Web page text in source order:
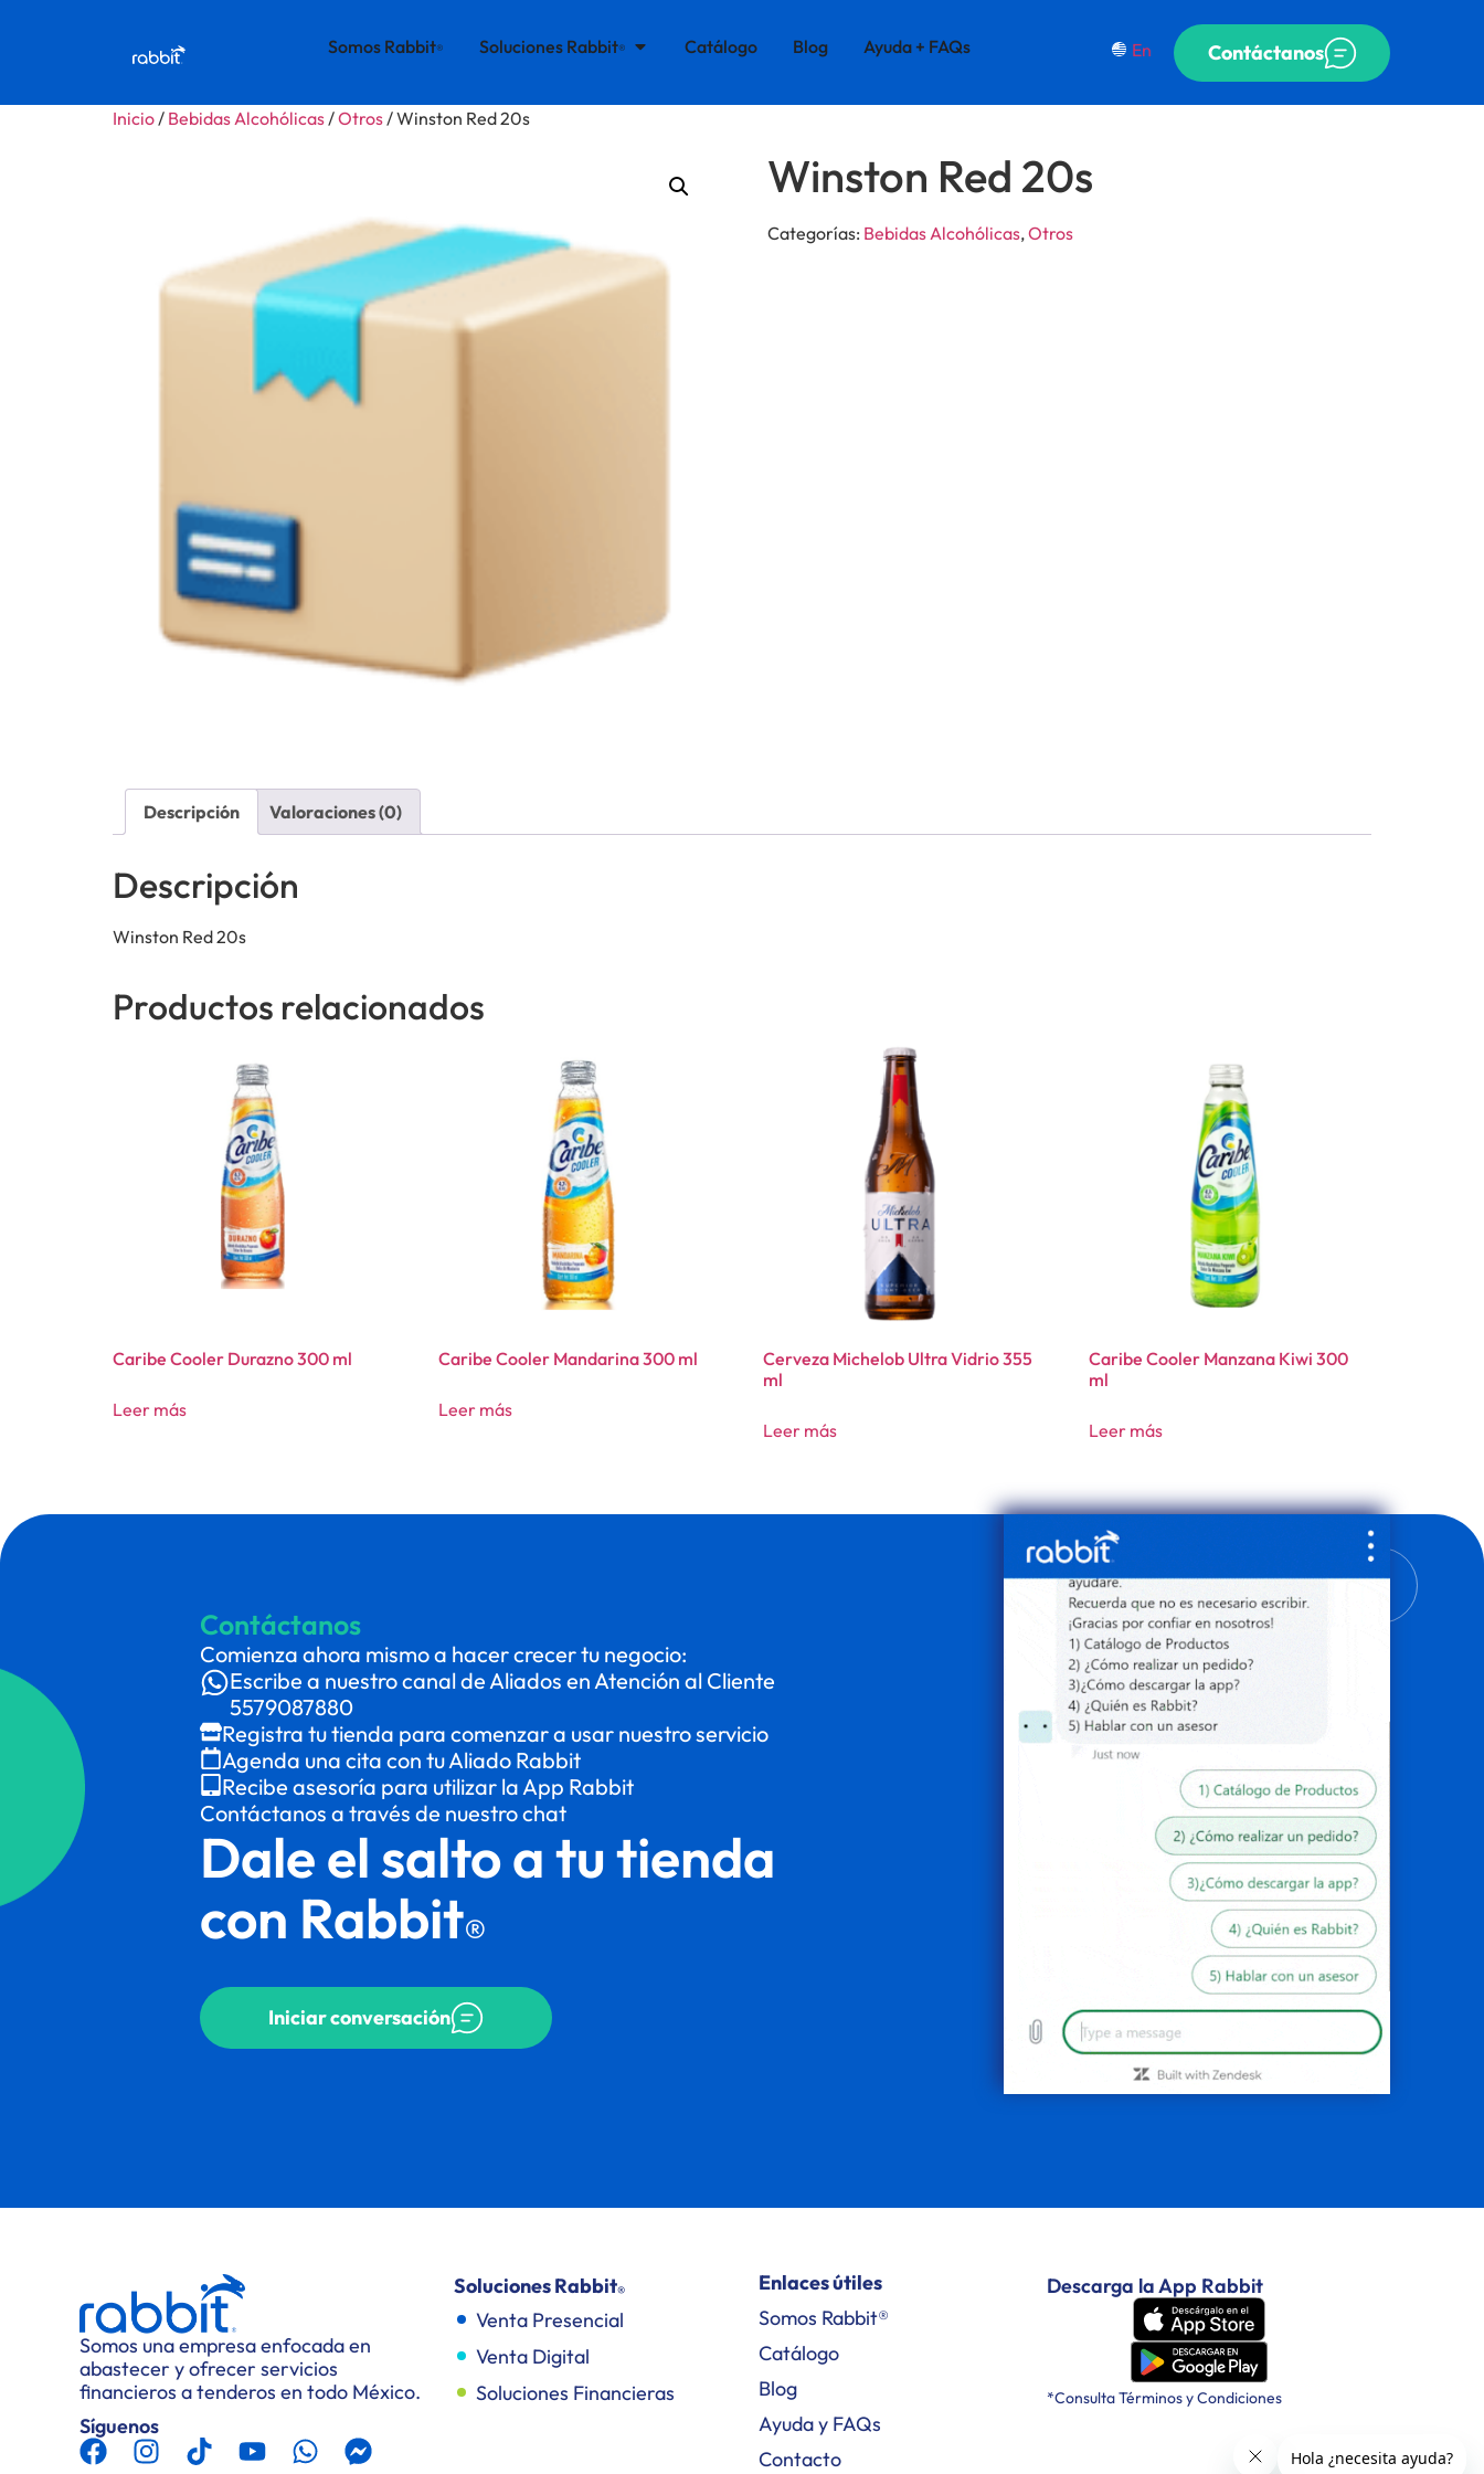
Somos Rabbit® Soluciones Rabbit® Catálogo Blog Ayuda + FAQs En Contáctanos
Inicio/ Bebidas Alcohólicas/Otros/ Winston Red 20s
Winston Red 20s
Categorías: Bebidas Alcohólicas,Otros
Descripción Valoraciones (0)
Descripción
Winston Red 20s
Productos relacionados
Caribe Cooler Durazno 300 ml
Leer más
Caribe Cooler Mandarina 300 ml
Leer más
Cerveza Michelob Ultra Vidrio 355
ml
Leer más
Caribe Cooler Manzana Kiwi 300
ml
Leer más
Contáctanos
Comienza ahora mismo a hacer crecer tu negocio:
Escribe a nuestro canal de Aliados en Atención al Cliente
5579087880
Registra tu tienda para comenzar a usar nuestro servicio
Agenda una cita con tu Aliado Rabbit
Recibe asesoría para utilizar la App Rabbit
Contáctanos a través de nuestro chat
Dale el salto a tu tienda
con Rabbit®
Iniciar conversación
Somos una empresa enfocada en
abastecer y ofrecer servicios
financieros a tenderos en todo México.
Síguenos
Soluciones Rabbit®
Venta Presencial
Venta Digital
Soluciones Financieras
Enlaces útiles
Somos Rabbit®
Catálogo
Blog
Ayuda y FAQs
Contacto
Descarga la App Rabbit
*Consulta Términos y Condiciones